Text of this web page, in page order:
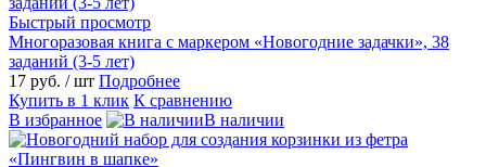
Быстрый просмотр
Многоразовая книга с маркером «Новогодние задачки», 38
заданий (3-5 лет)
17 руб. / шт Подробнее
Купить в 1 клик К сравнению
В избранное
В наличии